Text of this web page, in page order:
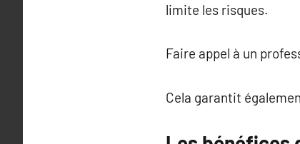
limite les risques.
Faire appel à un
Cela garantit